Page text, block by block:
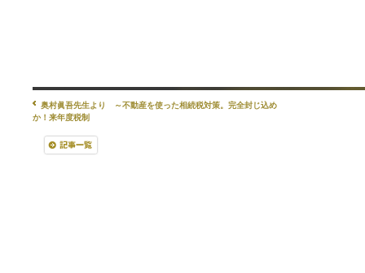
奥村眞吾先生より ～不動産を使った相続税対策。完全封じ込め
か！来年度税制